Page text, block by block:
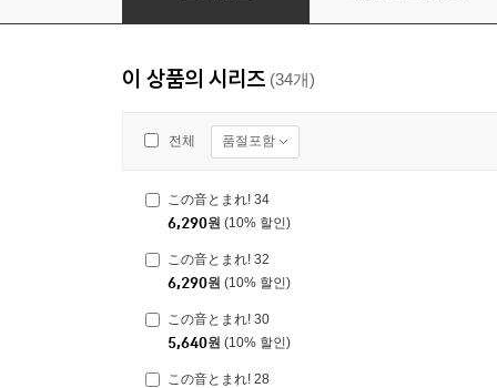
이 상품의 시리즈 (34개)
전체 품절포함
この音とまれ! 34
6,290원 (10% 할인)
この音とまれ! 32
6,290원 (10% 할인)
この音とまれ! 30
5,640원 (10% 할인)
この音とまれ! 28